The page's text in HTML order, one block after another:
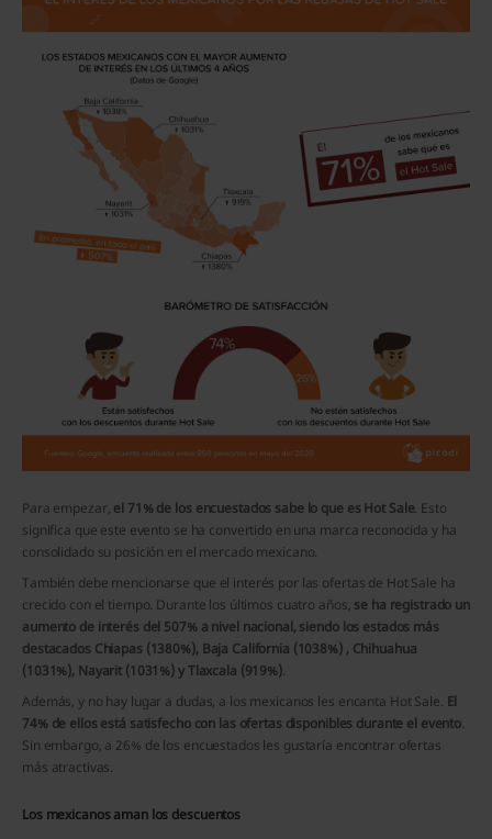
Para empezar, el 71% de los encuestados sabe lo que es Hot Sale. Esto
significa que este evento se ha convertido en una marca reconocida y ha
consolidado su posición en el mercado mexicano.
También debe mencionarse que el interés por las ofertas de Hot Sale ha
crecido con el tiempo. Durante los últimos cuatro años, se ha registrado un
aumento de interés del 507% a nivel nacional, siendo los estados más
destacados Chiapas (1380%), Baja California (1038%) , Chihuahua
(1031%), Nayarit (1031%) y Tlaxcala (919%).
Además, y no hay lugar a dudas, a los mexicanos les encanta Hot Sale. El
74% de ellos está satisfecho con las ofertas disponibles durante el evento.
Sin embargo, a 26% de los encuestados les gustaría encontrar ofertas
más atractivas.
Los mexicanos aman los descuentos